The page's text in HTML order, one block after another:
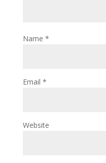
Name *
Email *
Website